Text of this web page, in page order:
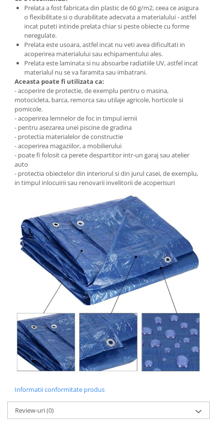
Dormitor & birou
Mobila dormitor
Dulapuri dormitor
Mese toaleta si oglinzi
Noptiere
Mobila birou
Birouri
Scaune birou
Camera copilului
Fotolii pentru copii
Depozitare jucarii
Jucarii si accesorii
Mobila copii
Depozitare si organizare
Cutii organizatoare
Garderobe
Organizatoare sertar si dulap
Rafturi depozitare
Gradina & balcon
Unelte motorizate
Prelata a fost fabricata din plastic de 60 g/m2, ceea ce asigura
o flexibilitate si o durabilitate adecvata a materialului - astfel
incat puteti intinde prelata chiar si peste obiecte cu forme
neregulate.
Prelata este usoara, astfel incat nu veti avea dificultati in
acoperirea materialului sau echipamentului ales.
Prelata este laminata si nu absoarbe radiatiile UV, astfel incat
materialul nu se va faramita sau imbatrani.
Aceasta poate fi utilizata ca:
- acoperire de protectie, de exemplu pentru o masina,
motocicleta, barca, remorca sau utilaje agricole, horticole si
pomicole.
- acoperirea lemnelor de foc in timpul iernii
- pentru asezarea unei piscine de gradina
- protectia materialelor de constructie
- acoperirea magaziilor, a mobilierului
- poate fi folosit ca perete despartitor intr-un garaj sau atelier
auto
- protectia obiectelor din interiorul si din jurul casei, de exemplu,
in timpul inlocuirii sau renovarii invelitorii de acoperisuri
Informatii conformitate produs
Review-uri(0)